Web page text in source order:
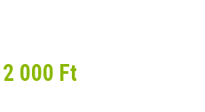
2 000 Ft